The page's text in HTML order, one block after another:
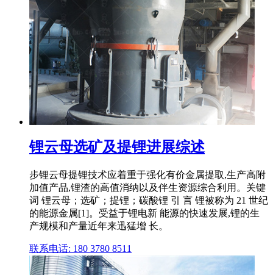
锂云母选矿及提锂进展综述
步锂云母提锂技术应着重于强化有价金属提取,生产高附
加值产品,锂渣的高值消纳以及伴生资源综合利用。关键
词 锂云母；选矿；提锂；碳酸锂 引 言 锂被称为 21 世纪
的能源金属[1]。受益于锂电新 能源的快速发展,锂的生
产规模和产量近年来迅猛增 长。
联系电话: 180 3780 8511